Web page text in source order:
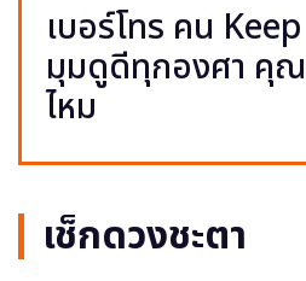
เบอร์โทร คน
มุมดูดีทุกองศา คุณ
ไหม
เช็กดวงชะตา